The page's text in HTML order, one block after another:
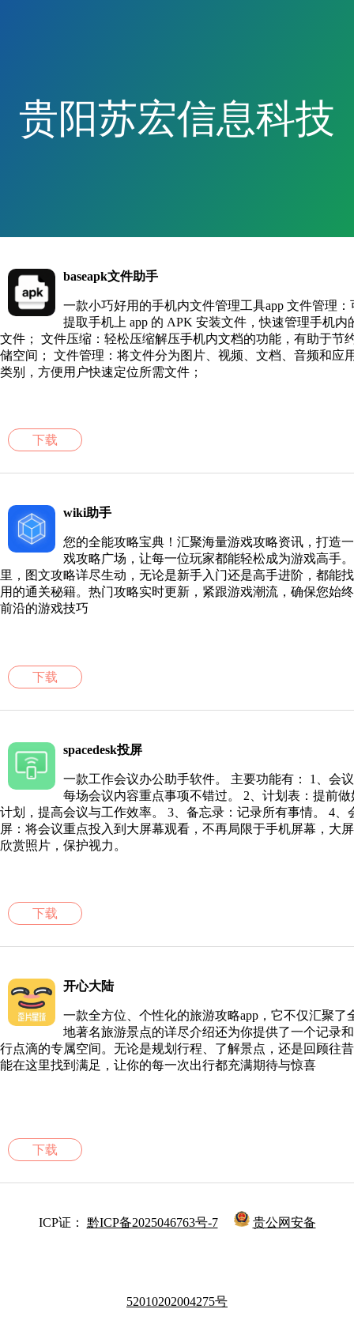
贵阳苏宏信息科技
有限公司
baseapk文件助手
一款小巧好用的手机内文件管理工具app 文件管理：
提取手机上 app 的 APK 安装文件，快速管理手机内
文件； 文件压缩：轻松压缩解压手机内文档的功能，有助于节
储空间； 文件管理：将文件分为图片、视频、文档、音频和应
类别，方便用户快速定位所需文件；
下载
wiki助手
您的全能攻略宝典！汇聚海量游戏攻略资讯，打造
戏攻略广场，让每一位玩家都能轻松成为游戏高手
里，图文攻略详尽生动，无论是新手入门还是高手进阶，都能
用的通关秘籍。热门攻略实时更新，紧跟游戏潮流，确保您始
前沿的游戏技巧
下载
spacedesk投屏
一款工作会议办公助手软件。 主要功能有： 1、会
每场会议内容重点事项不错过。 2、计划表：提前做
计划，提高会议与工作效率。 3、备忘录：记录所有事情。 4、
屏：将会议重点投入到大屏幕观看，不再局限于手机屏幕，大
欣赏照片，保护视力。
下载
开心大陆
一款全方位、个性化的旅游攻略app，它不仅汇聚了
地著名旅游景点的详尽介绍还为你提供了一个记录
行点滴的专属空间。无论是规划行程、了解景点，还是回顾往
能在这里找到满足，让你的每一次出行都充满期待与惊喜
下载
ICP证： 黔ICP备2025046763号-7 贵公网安备
52010202004275号